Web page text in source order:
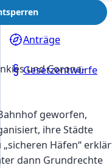
Anfragen
Anträge
Gesetzentwürfe
und Corona-
geworfen,
ihre Städte
Häfen“
dann Grundrechte